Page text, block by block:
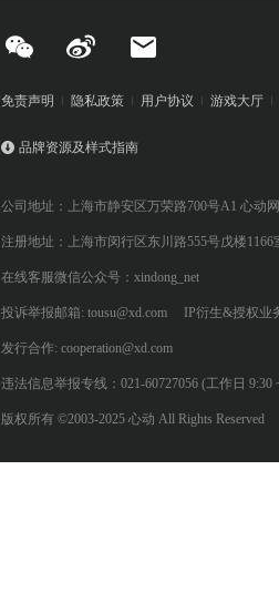
免责声明 隐私政策 用户协议 游戏大厅
品牌资源及样式指南
公司地址：上海市静安区万荣路700号A1 心动
注册地址：上海市闵行区东川路555号戊楼1166
在线客服微信公众号：xindong_net
投诉举报邮箱: tousu@xd.com IP衍生&授权业
发行合作: cooperation@xd.com
违法信息举报专线：021-60727056 (工作日 9:30
版权所有 ©2003-2025 心动 All Rights Reserved